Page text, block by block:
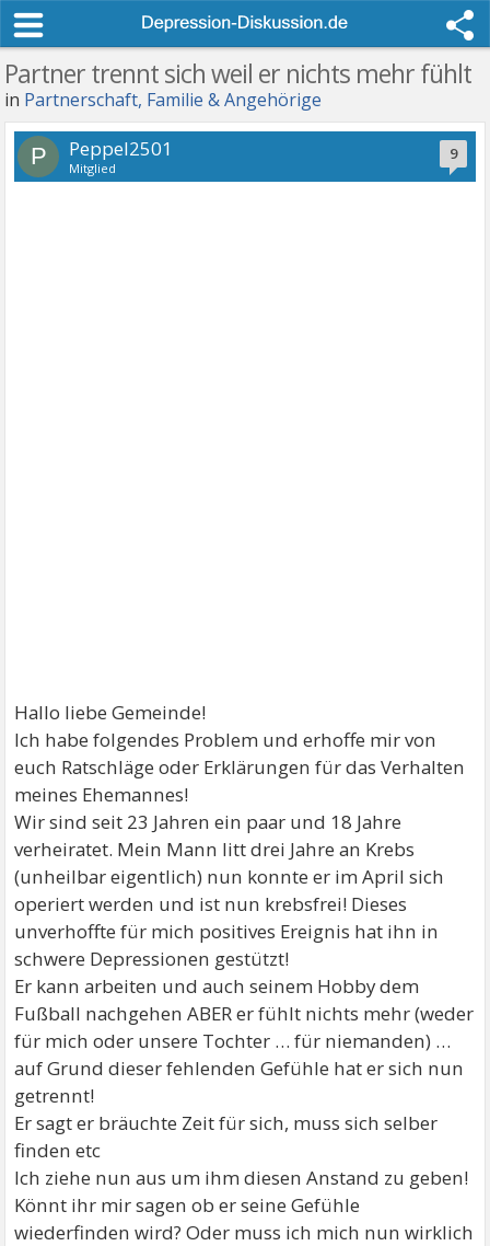
Partner trennt sich weil er nichts mehr fühlt
in Partnerschaft, Familie & Angehörige
9
P Peppel2501
Mitglied
Hallo liebe Gemeinde!
Ich habe folgendes Problem und erhoffe mir von
euch Ratschläge oder Erklärungen für das Verhalten
meines Ehemannes!
Wir sind seit 23 Jahren ein paar und 18 Jahre
verheiratet. Mein Mann litt drei Jahre an Krebs
(unheilbar eigentlich) nun konnte er im April sich
operiert werden und ist nun krebsfrei! Dieses
unverhoffte für mich positives Ereignis hat ihn in
schwere Depressionen gestützt!
Er kann arbeiten und auch seinem Hobby dem
Fußball nachgehen ABER er fühlt nichts mehr (weder
für mich oder unsere Tochter … für niemanden) …
auf Grund dieser fehlenden Gefühle hat er sich nun
getrennt!
Er sagt er bräuchte Zeit für sich, muss sich selber
finden etc
Ich ziehe nun aus um ihm diesen Anstand zu geben!
Könnt ihr mir sagen ob er seine Gefühle
wiederfinden wird? Oder muss ich mich nun wirklich